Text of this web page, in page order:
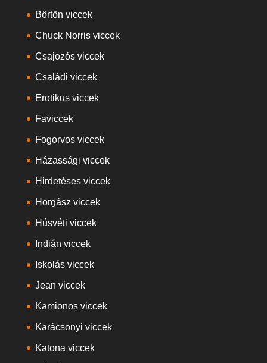
Börtön viccek
Chuck Norris viccek
Csajozós viccek
Családi viccek
Erotikus viccek
Faviccek
Fogorvos viccek
Házassági viccek
Hirdetéses viccek
Horgász viccek
Húsvéti viccek
Indián viccek
Iskolás viccek
Jean viccek
Kamionos viccek
Karácsonyi viccek
Katona viccek